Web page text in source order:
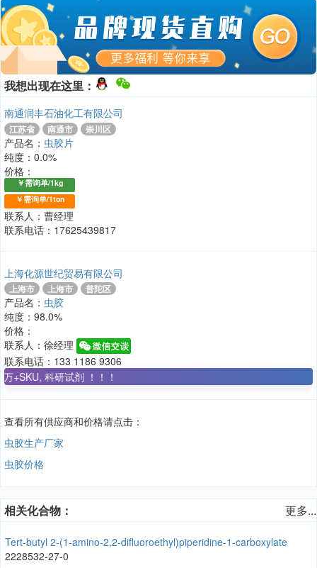
我想出现在这里：
南通润丰石油化工有限公司
江苏省 南通市 崇川区
产品名： 虫胶片
纯度：0.0%
价格：
￥需询单/1kg
￥需询单/1ton
联系人：曹经理
联系电话：17625439817
上海化源世纪贸易有限公司
上海市 上海市 普陀区
产品名： 虫胶
纯度：98.0%
价格：
联系人：徐经理
联系电话：133 1186 9306
科研试剂 ！！！
查看所有供应商和价格请点击：
虫胶生产厂家
虫胶价格
相关化合物： 更多...
Tert-butyl 2-(1-amino-2,2-difluoroethyl)piperidine-1-carboxylate
2228532-27-0